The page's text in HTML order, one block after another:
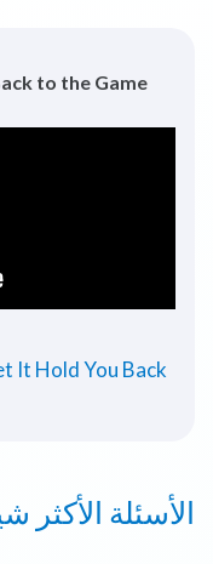
to the Game
It Hold You Back
الأسئلة الأكثر